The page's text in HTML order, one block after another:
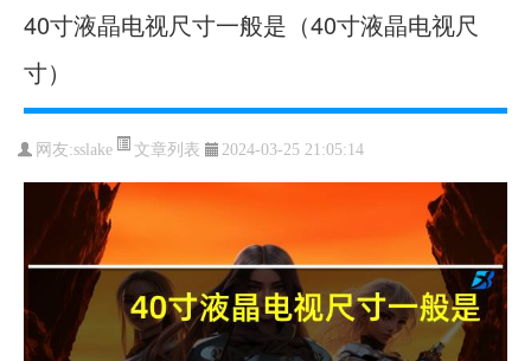
40寸液晶电视尺寸一般是（40寸液晶电视尺
寸）
网友:sslake 文章列表 2024-03-25 21:05:14